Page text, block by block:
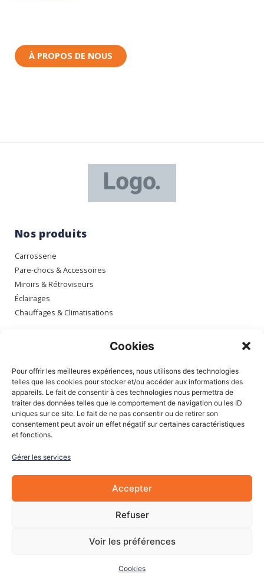
Cookies
Pour offrir les meilleures expériences, nous utilisons des technologies
telles que les cookies pour stocker et/ou accéder aux informations des
appareils. Le fait de consentir à ces technologies nous permettra de
traiter des données telles que le comportement de navigation ou les ID
uniques sur ce site. Le fait de ne pas consentir ou de retirer son
consentement peut avoir un effet négatif sur certaines caractéristiques
et fonctions.
Gérer les services
Accepter
Refuser
Voir les préférences
Cookies
À PROPOS DE NOUS
Nos produits
Carrosserie
Pare-chocs & Accessoires
Miroirs & Rétroviseurs
Éclairages
Chauffages & Climatisations
Mon compte
Mes commandes
Mes adresses
Mon panier
Informations
À Propos de nous
Blog
Mentions légales
© 2022 Les Pièces Auto Pro. Tous droits réservés